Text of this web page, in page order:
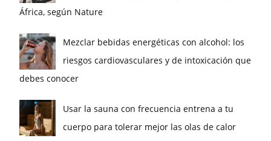
África, según Nature
Mezclar bebidas energéticas con alcohol: los
riesgos cardiovasculares y de intoxicación que
debes conocer
Usar la sauna con frecuencia entrena a tu
cuerpo para tolerar mejor las olas de calor